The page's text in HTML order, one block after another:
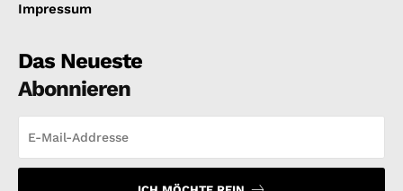
Impressum
Das Neueste
Abonnieren